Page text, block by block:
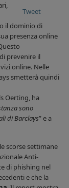
Tweet
il dominio di
presenza online
prevenire il
online. Nelle
smetterà quindi
Oerting, ha
sono
di Barclays” e a
scorse settimane
Anti-
di phishing nel
e che la